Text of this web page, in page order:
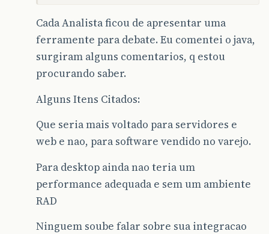
Cada Analista ficou de apresentar uma
ferramente para debate. Eu comentei o java,
surgiram alguns comentarios, q estou
procurando saber.
Alguns Itens Citados:
Que seria mais voltado para servidores e
web e nao, para software vendido no varejo.
Para desktop ainda nao teria um
performance adequada e sem um ambiente
RAD
Ninguem soube falar sobre sua integracao